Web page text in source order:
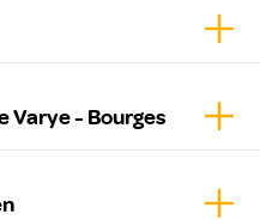
Varye - Bourges